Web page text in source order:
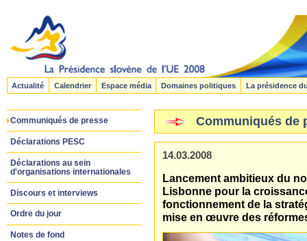
Actualité Calendrier Espace média Domaines politiques La présidence
Communiqués de presse
Déclarations PESC
Déclarations au sein
d'organisations internationales
Discours et interviews
Ordre du jour
Notes de fond
Communiqués de
14.03.2008
Lancement ambitieux du
Lisbonne pour la
fonctionnement de la
mise en œuvre des